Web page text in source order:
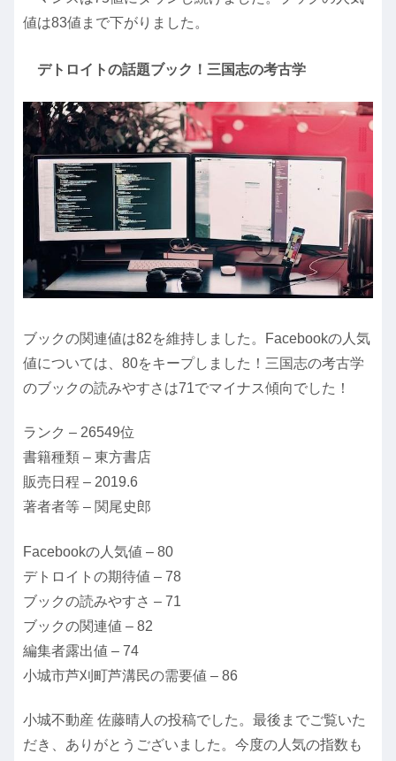
値は83値まで下がりました。
デトロイトの話題ブック！三国志の考古学
ブックの関連値は82を維持しました。Facebookの人気
値については、80をキープしました！三国志の考古学
のブックの読みやすさは71でマイナス傾向でした！
ランク – 26549位
書籍種類 – 東方書店
販売日程 – 2019.6
著者者等 – 関尾史郎
Facebookの人気値 – 80
デトロイトの期待値 – 78
ブックの読みやすさ – 71
ブックの関連値 – 82
編集者露出値 – 74
小城市芦刈町芦溝民の需要値 – 86
小城不動産 佐藤晴人の投稿でした。最後までご覧いた
だき、ありがとうございました。今度の人気の指数も